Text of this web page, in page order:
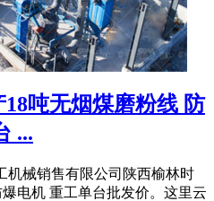
18吨无烟煤磨粉线 防
...
机械销售有限公司陕西榆林时
电机 重工单台批发价。这里云